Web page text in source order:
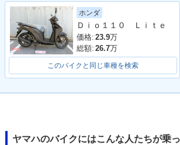
ホンダ
Ｄｉｏ１１０ Ｌｉｔｅ
価格: 23.9万
総額: 26.7万
このバイクと同じ車種を検索
ヤマハのバイクにはこんな人たちが乗